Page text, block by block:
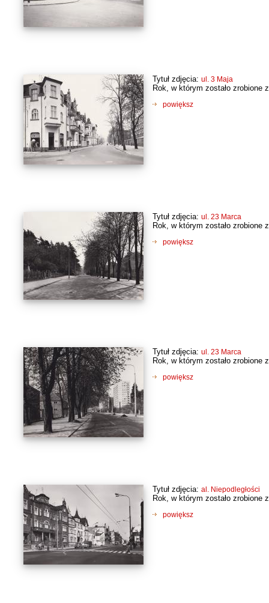
Tytuł zdjęcia: ul. 3 Maja
Rok, w którym zostało zrobione
powiększ
Tytuł zdjęcia: ul. 23 Marca
Rok, w którym zostało zrobione
powiększ
Tytuł zdjęcia: ul. 23 Marca
Rok, w którym zostało zrobione
powiększ
Tytuł zdjęcia: al. Niepodległości
Rok, w którym zostało zrobione
powiększ